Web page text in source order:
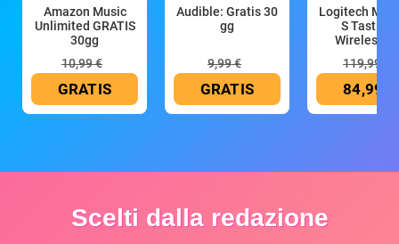
Amazon Music
Unlimited GRATIS
30gg
10,99 €
GRATIS
Audible: Gratis 30
gg
9,99 €
GRATIS
Logitech MX
S Tastiera
Wireless
119,99 €
84,99 €
Scelti dalla redazione